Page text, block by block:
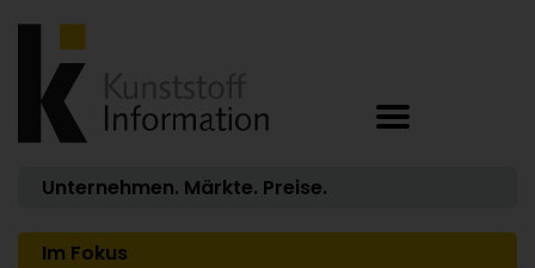
Unternehmen. Märkte. Preise.
Im Fokus